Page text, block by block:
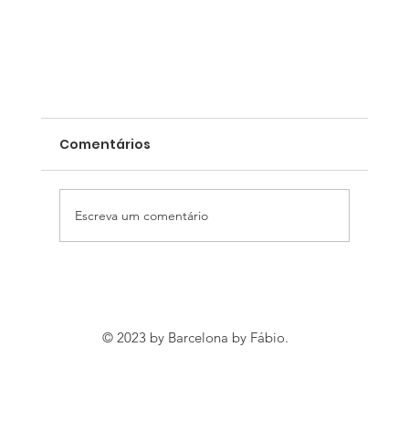
Comentários
Escreva um comentário
© 2023 by Barcelona by Fábio.